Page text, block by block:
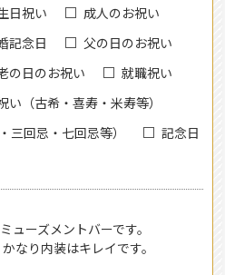
日祝い
成人のお祝い
記念日
父の日のお祝い
の日のお祝い
就職祝い
い（古希・喜寿・米寿等）
三回忌・七回忌等）
記念日
ューズメントバーです。
なり内装はキレイです。